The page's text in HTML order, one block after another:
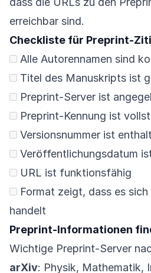
erreichbar sind.
Checkliste für Preprint-
Alle Autorennamen sind
Titel des Manuskripts ist
Preprint-Server ist
Preprint-Kennung ist
Versionsnummer ist
Veröffentlichungsdatum
URL ist funktionsfähig
Format zeigt, dass es
handelt
Preprint-Informationen
Wichtige Preprint-Server
arXiv: Physik, Mathematik,